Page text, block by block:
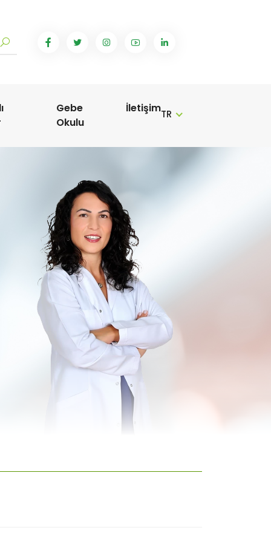
Gebe
Okulu
İletişimTR